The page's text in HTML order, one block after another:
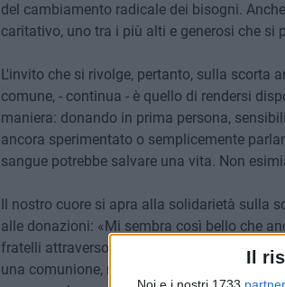
Il
Noi e i nostri 1733 partner
del cambiamento radicale dei bisogni.
caritativo, uno tra i più alti e generosi che
L'invito che si rivolge, pertanto, sulla scorta
comune, - continua - è quello di rendersi
maniera: donando in prima persona,
ancora sperimentato o semplicemente
sangue potrebbe salvare una vita. Non
Il nostro cuore si apra alla solidarietà sulla
alle donazioni: «Mi sembra così bello che
fratelli attraverso la donazione del sangue,
una comunione, non è enfasi, ma la lettiga